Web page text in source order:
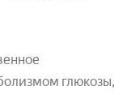
глюкозы,